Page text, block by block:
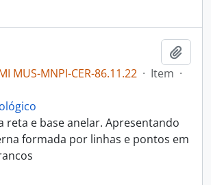
MUS-MNPI-CER-86.11.22 · Item ·
reta e base anelar. Apresentando
formada por linhas e pontos em